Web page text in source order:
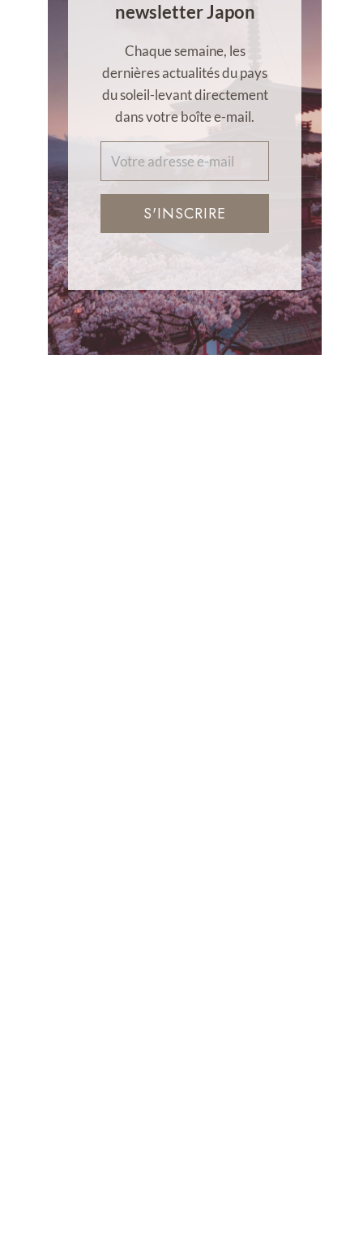
newsletter Japon
Chaque semaine, les
dernières actualités du pays
du soleil-levant directement
dans votre boîte e-mail.
S'INSCRIRE